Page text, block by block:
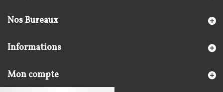
Nos Bureaux
Informations
Mon compte